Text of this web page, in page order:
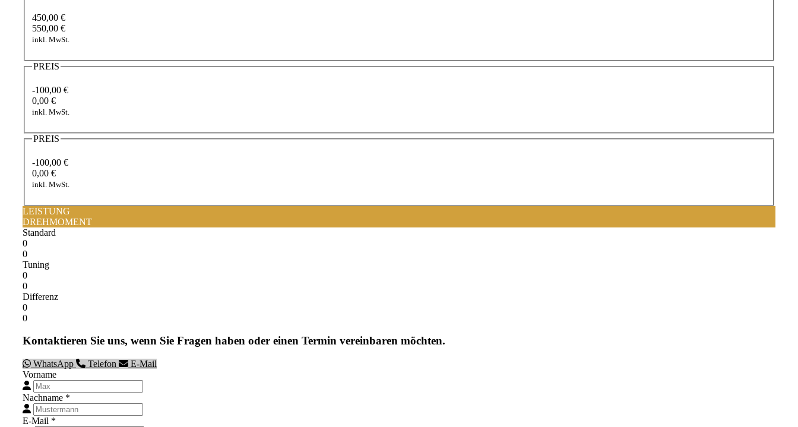
450,00 €
550,00 €
inkl. MwSt.
PREIS
-100,00 €
0,00 €
inkl. MwSt.
PREIS
-100,00 €
0,00 €
inkl. MwSt.
LEISTUNG
DREHMOMENT
Standard
0
0
Tuning
0
0
Differenz
0
0
Kontaktieren Sie uns, wenn Sie Fragen haben oder einen Termin vereinbaren möchten.
WhatsApp Telefon
E-Mail
Vorname
Nachname *
E-Mail *